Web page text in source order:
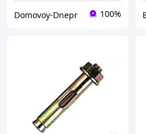
Domovoy-Dnepr 100%